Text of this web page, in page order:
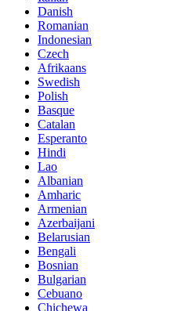
Danish
Romanian
Indonesian
Czech
Afrikaans
Swedish
Polish
Basque
Catalan
Esperanto
Hindi
Lao
Albanian
Amharic
Armenian
Azerbaijani
Belarusian
Bengali
Bosnian
Bulgarian
Cebuano
Chichewa